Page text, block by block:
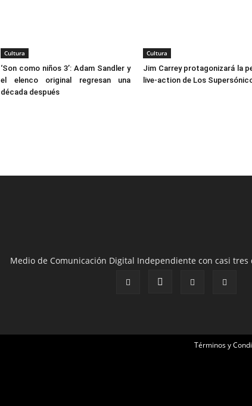
Cultura
‘Son como niños 3’: Adam Sandler y
el elenco original regresan una
década después
Cultura
Jim Carrey protagonizará la
live-action de Los
Medio de Comunicación Digital Independiente con casi tres
Términos y